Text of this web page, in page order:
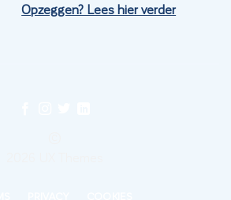
Opzeggen? Lees hier verder